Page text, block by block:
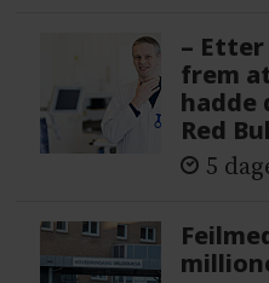
–
frem
hadde
Red
5